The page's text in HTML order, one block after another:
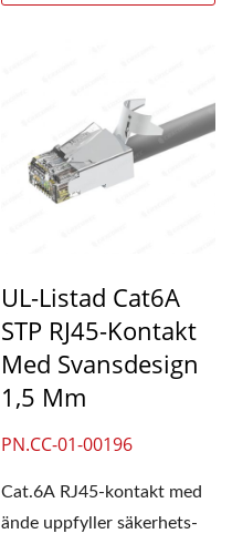
UL-Listad Cat6A
STP RJ45-Kontakt
Med Svansdesign
1,5 Mm
PN.CC-01-00196
Cat.6A RJ45-kontakt med
ände uppfyller säkerhets-